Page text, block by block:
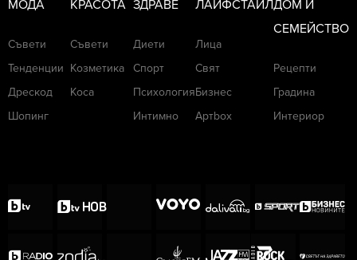
МОДА
Съвети
Тенденции
Дрескод
Шопинг
КРАСОТА
Съвети
Козметика
Коса
ЗДРАВЕ
Диети
Спорт
Психология
Интимно
ЛАЙФСТАЙЛ
Лица
Свят
Бизнес
Артbox
ДОМ И
СЕМЕЙСТВО
Рецепти
Градина
Интериор